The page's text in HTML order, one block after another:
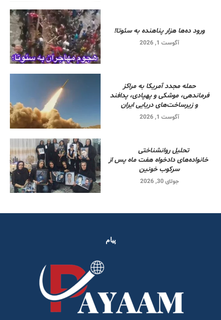
ورود ده‌ها هزار پناهنده به سئوتا!
آگوست 1, 2026
حمله مجدد آمریکا به مراکز
فرماندهی، موشکی و پهپادی، پدافند
و زیرساخت‌های دریایی ایران
آگوست 1, 2026
تحلیل روانشناختی
خانواده‌های دادخواه هفت ماه پس از
سرکوب خونین
جولای 30, 2026
پیام